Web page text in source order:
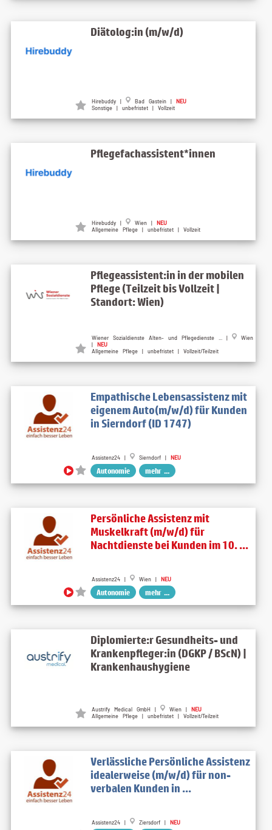
Diätolog:in (m/w/d)
Hirebuddy | Bad Gastein | NEU
Sonstige | unbefristet | Vollzeit
Pflegefachassistent*innen
Hirebuddy | Wien | NEU
Allgemeine Pflege | unbefristet | Vollzeit
Pflegeassistent:in in der mobilen
Pflege (Teilzeit bis Vollzeit |
Standort: Wien)
Wiener Sozialdienste Alten- und Pflegedienste ... |
Wien
| NEU
Allgemeine Pflege | unbefristet | Vollzeit/Teilzeit
Empathische Lebensassistenz mit
eigenem Auto(m/w/d) für Kunden
in Sierndorf (ID 1747)
Assistenz24 | Sierndorf | NEU
Autonomie mehr ...
Persönliche Assistenz mit
Muskelkraft (m/w/d) für
Nachtdienste bei Kunden im 10. ...
Assistenz24 | Wien | NEU
Autonomie mehr ...
Diplomierte:r Gesundheits- und
Krankenpfleger:in (DGKP / BScN) |
Krankenhaushygiene
Austrify Medical GmbH | Wien | NEU
Allgemeine Pflege | unbefristet | Vollzeit/Teilzeit
Verlässliche Persönliche Assistenz
idealerweise (m/w/d) für non-
verbalen Kunden in ...
Assistenz24 | Ziersdorf | NEU